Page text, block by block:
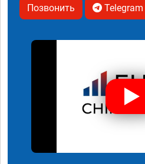
Позвонить Telegram